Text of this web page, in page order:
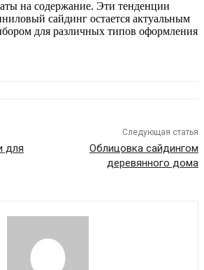
на содержание. Эти тенденции
сайдинг остается актуальным
для различных типов оформления
для
Следующая статья
Облицовка сайдингом
деревянного дома